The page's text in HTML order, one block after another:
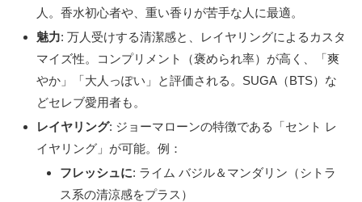
人。香水初心者や、重い香りが苦手な人に最適。
魅力: 万人受けする清潔感と、レイヤリングによるカスタ
マイズ性。コンプリメント（褒められ率）が高く、「爽
やか」「大人っぽい」と評価される。SUGA（BTS）な
どセレブ愛用者も。
レイヤリング: ジョーマローンの特徴である「セント レ
イヤリング」が可能。例：
フレッシュに: ライム バジル＆マンダリン（シトラ
ス系の清涼感をプラス）